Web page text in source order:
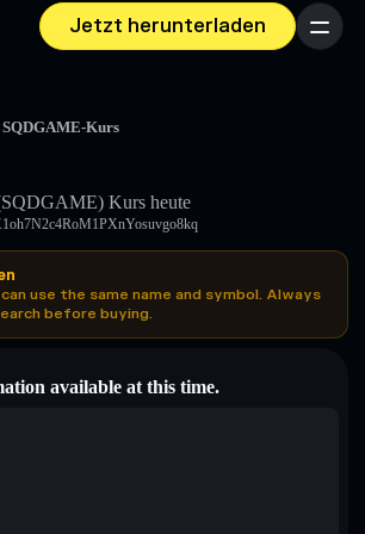
Jetzt herunterladen Menü
SQDGAME-Kurs
Kurs heute
use the same name and symbol. Always
before buying.
available at this time.